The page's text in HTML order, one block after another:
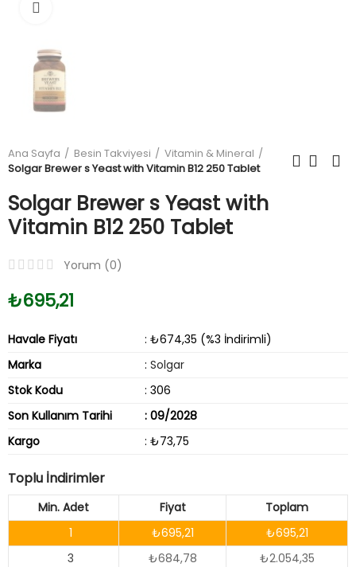
Ana Sayfa Besin Takviyesi
Vitamin & Mineral
Solgar Brewer s Yeast with Vitamin B12 250 Tablet
Solgar Brewer s Yeast with
Vitamin B12 250 Tablet
Yorum (0)
₺695,21
Havale Fiyatı
: ₺674,35 (%3 İndirimli)
Marka
: Solgar
Stok Kodu
: 306
Son Kullanım Tarihi
: 09/2028
Kargo
: ₺73,75
Toplu İndirimler
Min. Adet Fiyat
Toplam
1
₺695,21
₺695,21
3
₺684,78
₺2.054,35